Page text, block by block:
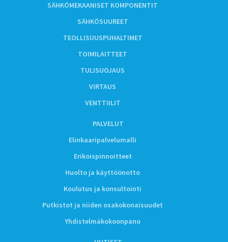
SÄHKÖMEKAANISET KOMPONENTIT
SÄHKÖSUUREET
TEOLLISUUSPUHALTIMET
TOIMILAITTEET
TULISUOJAUS
VIRTAUS
VENTTIILIT
PALVELUT
Elinkaaripalvelumalli
Erikoispinnoitteet
Huolto ja käyttöönotto
Koulutus ja konsultointi
Putkistot ja niiden osakokonaisuudet
Yhdistelmäkokoonpano